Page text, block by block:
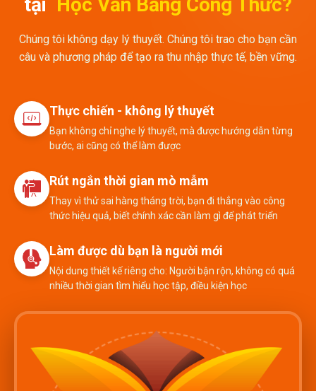
Chúng tôi không dạy lý thuyết. Chúng tôi trao cho bạn cần
câu và phương pháp để tạo ra thu nhập thực tế, bền vững.
Thực chiến - không lý thuyết
Bạn không chỉ nghe lý thuyết, mà được hướng dẫn từng
bước, ai cũng có thể làm được
Rút ngắn thời gian mò mẫm
Thay vì thử sai hàng tháng trời, bạn đi thẳng vào công
thức hiệu quả, biết chính xác cần làm gì để phát triển
Làm được dù bạn là người mới
Nội dung thiết kế riêng cho: Người bận rộn, không có quá
nhiều thời gian tìm hiểu học tập, điều kiện học